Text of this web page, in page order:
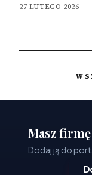
27 LUTEGO 2026
Masz
Dodaj ją do